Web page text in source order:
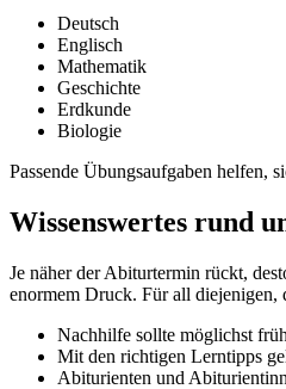
Deutsch
Englisch
Mathematik
Geschichte
Erdkunde
Biologie
Passende Übungsaufgaben helfen,
Wissenswertes rund
Je näher der Abiturtermin rückt,
enormem Druck. Für all diejenigen,
Nachhilfe sollte möglichst
Mit den richtigen Lerntipps
Abiturienten und